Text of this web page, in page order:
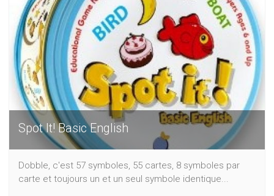
Spot It! Basic English
Dobble, c'est 57 symboles, 55 cartes, 8 symboles par
carte et toujours un et un seul symbole identique...